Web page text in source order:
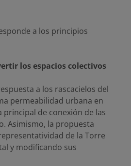
a los principios
los espacios colectivos
a los rascacielos del
permeabilidad urbana en
de conexión de las
Asimismo, la propuesta
de la Torre
y modificando sus